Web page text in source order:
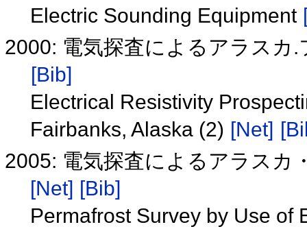
Electric Sounding Equipment
2000: 電気探査によるアラス
[Bib]
Electrical Resistivity
Fairbanks, Alaska (2) [Net]
2005: 電気探査によるアラスカ
[Net] [Bib]
Permafrost Survey by Use of